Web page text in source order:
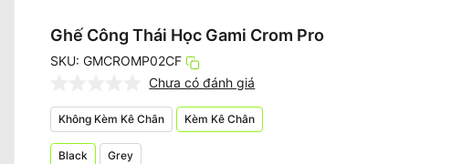
Ghế Công Thái Học Gami Crom Pro
SKU: GMCROMP02CF
Chưa có đánh giá
Không Kèm Kê Chân Kèm Kê Chân
Black Grey